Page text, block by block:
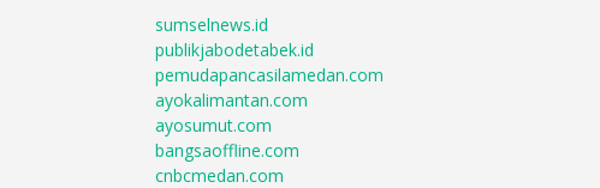
sumselnews.id
publikjabodetabek.id
pemudapancasilamedan.com
ayokalimantan.com
ayosumut.com
bangsaoffline.com
cnbcmedan.com